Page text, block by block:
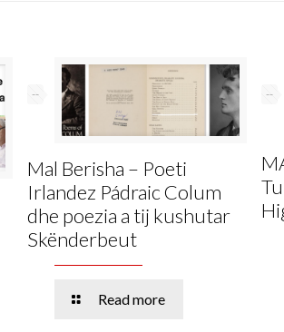
--
Mal Berisha – Poeti
Irlandez Pádraic Colum
dhe poezia a tij kushutar
Skënderbeut
Read more
--